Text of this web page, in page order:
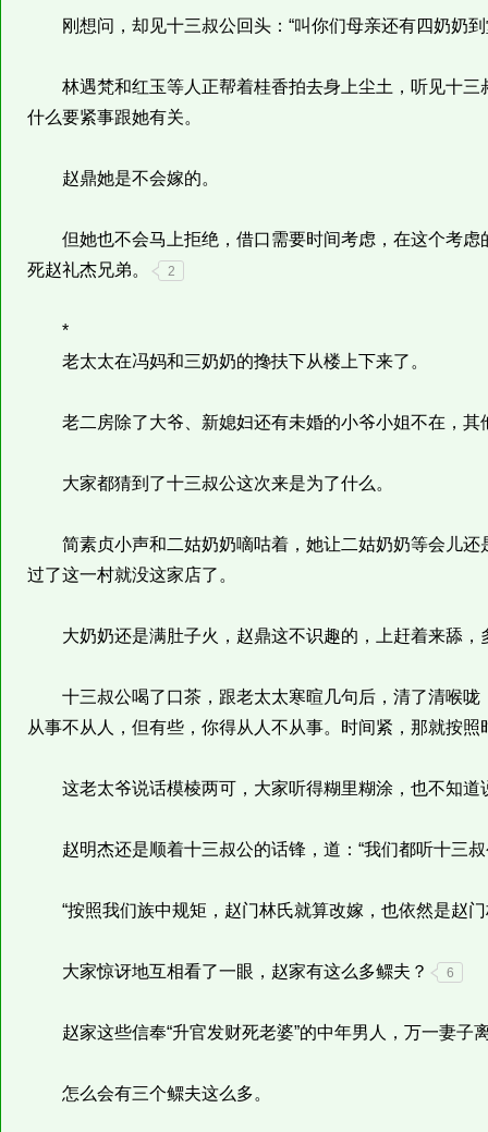
刚想问，却见十三叔公回头：“叫你们母亲还有四奶奶到
林遇梵和红玉等人正帮着桂香拍去身上尘土，听见十三
什么要紧事跟她有关。
赵鼎她是不会嫁的。
但她也不会马上拒绝，借口需要时间考虑，在这个考虑
死赵礼杰兄弟。
2
*
老太太在冯妈和三奶奶的搀扶下从楼上下来了。
老二房除了大爷、新媳妇还有未婚的小爷小姐不在，其
大家都猜到了十三叔公这次来是为了什么。
简素贞小声和二姑奶奶嘀咕着，她让二姑奶奶等会儿还
过了这一村就没这家店了。
大奶奶还是满肚子火，赵鼎这不识趣的，上赶着来舔，
十三叔公喝了口茶，跟老太太寒暄几句后，清了清喉咙
从事不从人，但有些，你得从人不从事。时间紧，那就按照
这老太爷说话模棱两可，大家听得糊里糊涂，也不知道
赵明杰还是顺着十三叔公的话锋，道：“我们都听十三叔
“按照我们族中规矩，赵门林氏就算改嫁，也依然是赵
大家惊讶地互相看了一眼，赵家有这么多鳏夫？ 6
赵家这些信奉“升官发财死老婆”的中年男人，万一妻子
怎么会有三个鳏夫这么多。